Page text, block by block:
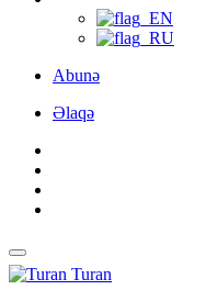
Abunə
Əlaqə
Turan